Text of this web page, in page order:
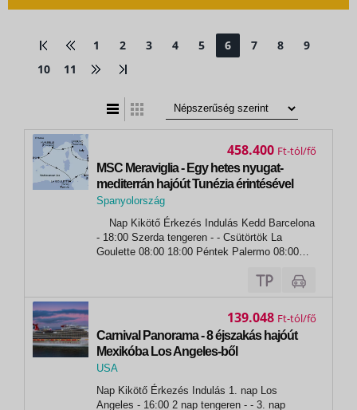
1 2 3 4 5 6 7 8
9
10
11
MSC Meraviglia - Egy hetes nyugat-
mediterrán hajóút Tunézia érintésével
Spanyolország
Barcelona
- 18:00 Szerda tengeren - - Csütörtök La
Goulette 08:00 18:00 Péntek Palermo 08:00
Vasárnap Livorno (Firenze) 09:00 19:00 Hétfő
Marseille...
458.400 Ft
Carnival Panorama - 8 éjszakás hajóút
Mexikóba Los Angeles-ből
USA
Los Angeles
Nap Kikötő Érkezés Indulás 1. nap Los
Angeles - 16:00 2 nap tengeren - - 3. nap
139.048 Ft